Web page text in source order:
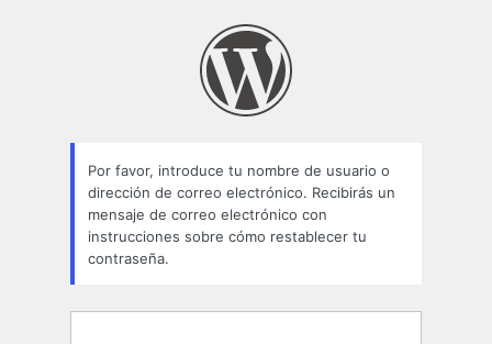
Por favor, introduce tu nombre de usuario o
dirección de correo electrónico. Recibirás un
mensaje de correo electrónico con
instrucciones sobre cómo restablecer tu
contraseña.